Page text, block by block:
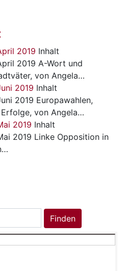
2019 Inhalt
2019 A-Wort und
von Angela…
2019 Inhalt
2019 Europawahlen,
von Angela…
2019 Inhalt
2019 Linke Opposition in
Finden